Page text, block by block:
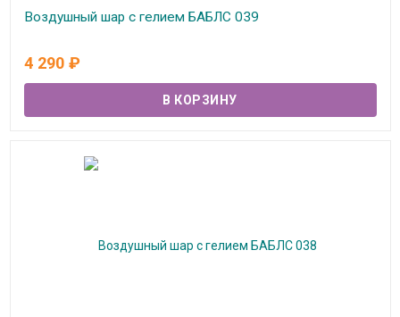
Воздушный шар с гелием БАБЛС 039
4 290 ₽